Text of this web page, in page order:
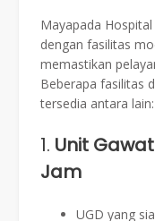
Mayapada
dengan fasilitas
memastikan
Beberapa fasilitas
tersedia antara lain:
1. Unit
Jam
UGD yang